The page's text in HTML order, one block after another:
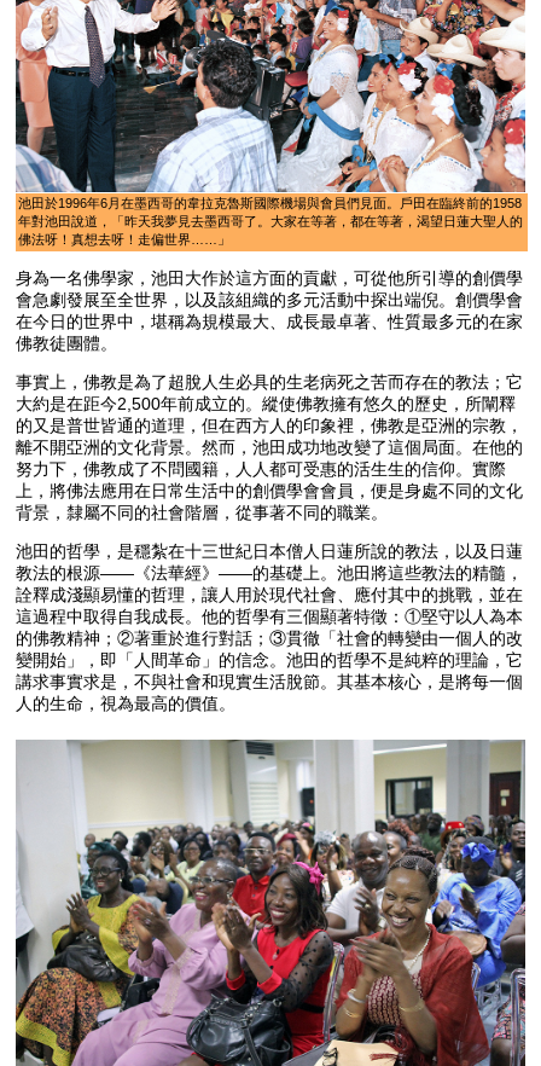
池田於1996年6月在墨西哥的韋拉克魯斯國際機場與會員們見面。戶田在臨終前的1958
年對池田說道，「昨天我夢見去墨西哥了。大家在等著，都在等著，渴望日蓮大聖人的
佛法呀！真想去呀！走偏世界……」
身為一名佛學家，池田大作於這方面的貢獻，可從他所引導的創價學
會急劇發展至全世界，以及該組織的多元活動中探出端倪。創價學會
在今日的世界中，堪稱為規模最大、成長最卓著、性質最多元的在家
佛教徒團體。
事實上，佛教是為了超脫人生必具的生老病死之苦而存在的教法；它
大約是在距今2,500年前成立的。縱使佛教擁有悠久的歷史，所闡釋
的又是普世皆通的道理，但在西方人的印象裡，佛教是亞洲的宗教，
離不開亞洲的文化背景。然而，池田成功地改變了這個局面。在他的
努力下，佛教成了不問國籍，人人都可受惠的活生生的信仰。實際
上，將佛法應用在日常生活中的創價學會會員，便是身處不同的文化
背景，隸屬不同的社會階層，從事著不同的職業。
池田的哲學，是穩紮在十三世紀日本僧人日蓮所說的教法，以及日蓮
教法的根源——《法華經》——的基礎上。池田將這些教法的精髓，
詮釋成淺顯易懂的哲理，讓人用於現代社會、應付其中的挑戰，並在
這過程中取得自我成長。他的哲學有三個顯著特徵：①堅守以人為本
的佛教精神；②著重於進行對話；③貫徹「社會的轉變由一個人的改
變開始」，即「人間革命」的信念。池田的哲學不是純粹的理論，它
講求事實求是，不與社會和現實生活脫節。其基本核心，是將每一個
人的生命，視為最高的價值。